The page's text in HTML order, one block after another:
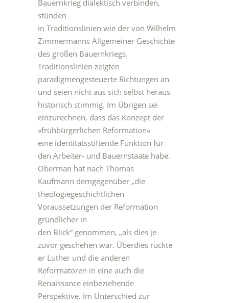
Bauernkrieg dialektisch verbinden,
stünden
in Traditionslinien wie der von Wilhelm
Zimmermanns Allgemeiner Geschichte
des großen Bauernkriegs.
Traditionslinien zeigten
paradigmengesteuerte Richtungen an
und seien nicht aus sich selbst heraus
historisch stimmig. Im Übrigen sei
einzurechnen, dass das Konzept der
»frühbürgerlichen Reformation«
eine identitätsstiftende Funktion für
den Arbeiter- und Bauernstaate habe.
Oberman hat nach Thomas
Kaufmann demgegenüber „die
theologiegeschichtlichen
Voraussetzungen der Reformation
gründlicher in
den Blick“ genommen, „als dies je
zuvor geschehen war. Überdies rückte
er Luther und die anderen
Reformatoren in eine auch die
Renaissance einbeziehende
Perspektive. Im Unterschied zur